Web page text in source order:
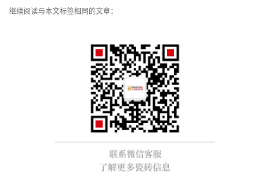
继续阅读与本文标签相同的文章：